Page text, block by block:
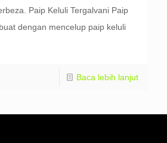
Paip Keluli Tergalvani Paip
dengan mencelup paip keluli
Baca lebih lanjut